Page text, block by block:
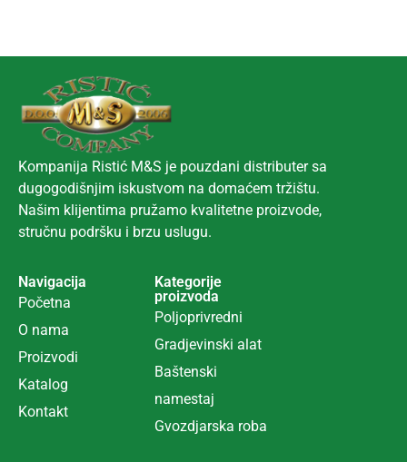
Kompanija Ristić M&S je pouzdani distributer sa
dugogodišnjim iskustvom na domaćem tržištu.
Našim klijentima pružamo kvalitetne proizvode,
stručnu podršku i brzu uslugu.
Navigacija
Početna
O nama
Proizvodi
Katalog
Kontakt
Kategorije
proizvoda
Poljoprivredni
Gradjevinski alat
Baštenski
namestaj
Gvozdjarska roba